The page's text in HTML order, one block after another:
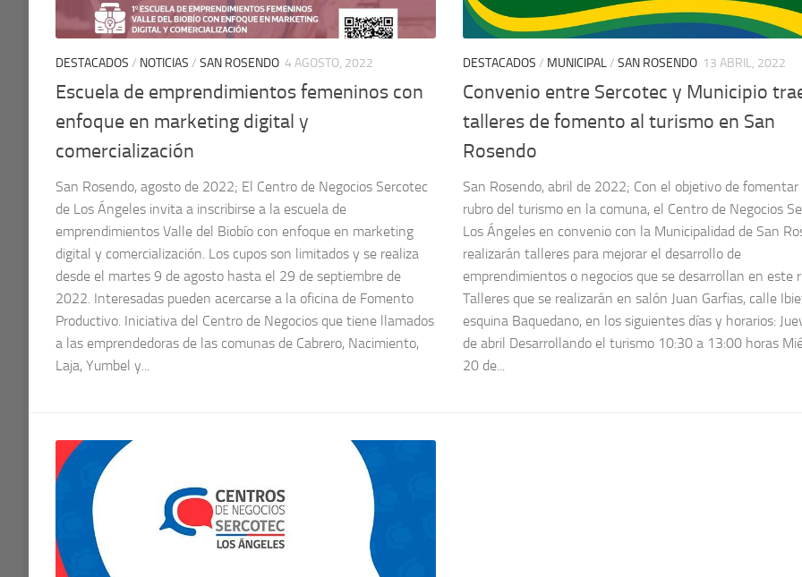
DESTACADOS / NOTICIAS / SAN ROSENDO 4 AGOSTO, 2022
Escuela de emprendimientos femeninos con
enfoque en marketing digital y
comercialización
San Rosendo, agosto de 2022; El Centro de Negocios Sercotec
de Los Ángeles invita a inscribirse a la escuela de
emprendimientos Valle del Biobío con enfoque en marketing
digital y comercialización. Los cupos son limitados y se realiza
desde el martes 9 de agosto hasta el 29 de septiembre de
2022. Interesadas pueden acercarse a la oficina de Fomento
Productivo. Iniciativa del Centro de Negocios que tiene llamados
a las emprendedoras de las comunas de Cabrero, Nacimiento,
Laja, Yumbel y...
DESTACADOS / MUNICIPAL/ SAN ROSENDO 13 ABRIL, 2022
Convenio entre Sercotec y Municipio
talleres de fomento al turismo en San
Rosendo
San Rosendo, abril de 2022; Con el objetivo de fomentar
rubro del turismo en la comuna, el Centro de Negocios
Los Ángeles en convenio con la Municipalidad de San
realizarán talleres para mejorar el desarrollo de
emprendimientos o negocios que se desarrollan en este
Talleres que se realizarán en salón Juan Garfias, calle
esquina Baquedano, en los siguientes días y horarios:
de abril Desarrollando el turismo 10:30 a 13:00 horas
20 de...